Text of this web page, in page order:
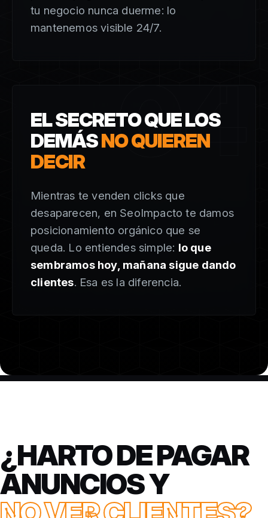
tu negocio nunca duerme: lo
mantenemos visible 24/7.
04
EL SECRETO QUE LOS
DEMÁSNO QUIEREN
DECIR
Mientras te venden clicks que
desaparecen, en SeoImpacto te damos
posicionamiento orgánico que se
queda. Lo entiendes simple: lo que
sembramos hoy, mañana sigue dando
clientes. Esa es la diferencia.
¿HARTO DE PAGAR
ANUNCIOS Y